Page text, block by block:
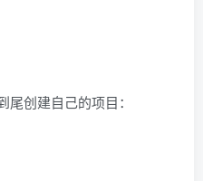
创建自己的项目：